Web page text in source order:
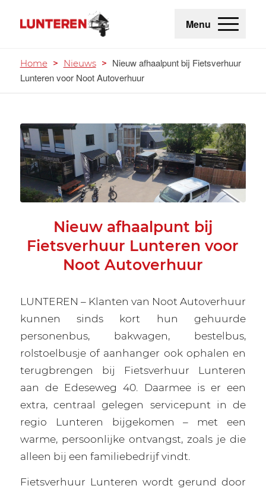
Menu
Home > Nieuws > Nieuw afhaalpunt bij Fietsverhuur
Lunteren voor Noot Autoverhuur
Nieuw afhaalpunt bij
Fietsverhuur Lunteren voor
Noot Autoverhuur
LUNTEREN – Klanten van Noot Autoverhuur
kunnen sinds kort hun gehuurde
personenbus, bakwagen, bestelbus,
rolstoelbusje of aanhanger ook ophalen en
terugbrengen bij Fietsverhuur Lunteren
aan de Edeseweg 40. Daarmee is er een
extra, centraal gelegen servicepunt in de
regio Lunteren bijgekomen – met een
warme, persoonlijke ontvangst, zoals je die
alleen bij een familiebedrijf vindt.
Fietsverhuur Lunteren wordt gerund door